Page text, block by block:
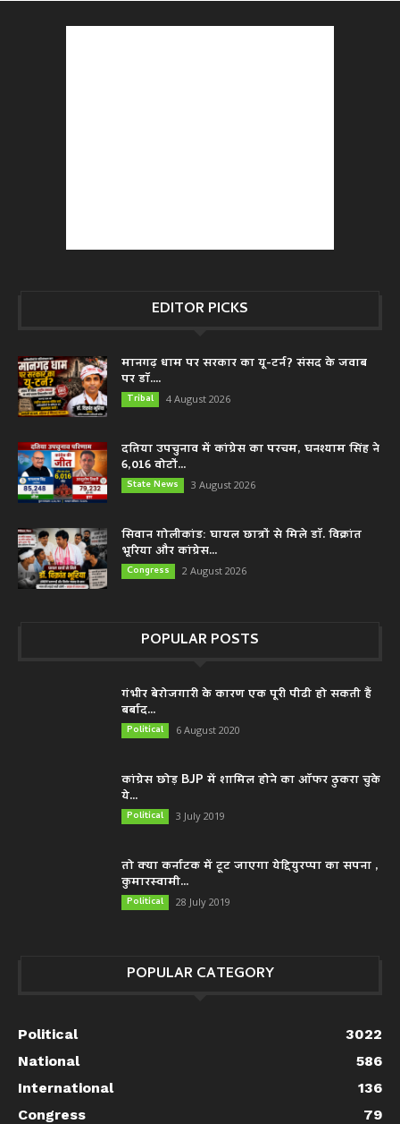
EDITOR PICKS
मानगढ़ धाम पर सरकार का यू-टर्न? संसद के जवाब
पर डॉ....
Tribal 4 August 2026
दतिया उपचुनाव में कांग्रेस का परचम, घनश्याम सिंह ने
6,016 वोटों...
State News 3 August 2026
सिवान गोलीकांड: घायल छात्रों से मिले डॉ. विक्रांत
भूरिया और कांग्रेस...
Congress 2 August 2026
POPULAR POSTS
गंभीर बेरोजगारी के कारण एक पूरी पीढी हो सकती हैं
बर्बाद...
Political 6 August 2020
कांग्रेस छोड़ BJP में शामिल होने का ऑफर ठुकरा चुके
ये...
Political 3 July 2019
तो क्या कर्नाटक में टूट जाएगा येद्दियुरप्पा का सपना ,
कुमारस्वामी...
Political 28 July 2019
POPULAR CATEGORY
Political
3022
National
586
International
136
Congress
79